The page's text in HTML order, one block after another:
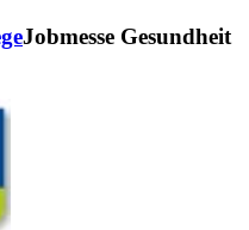
Jobmesse Gesundheit